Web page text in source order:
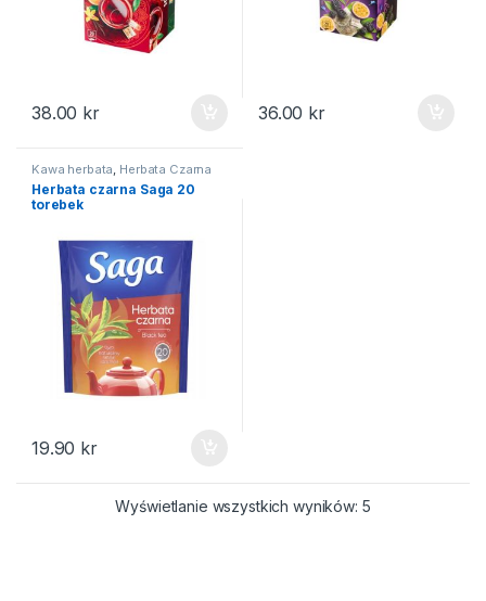
38.00 kr 36.00 kr
Kawa herbata, Herbata Czarna
Herbata czarna Saga 20
torebek
19.90 kr
Wyświetlanie wszystkich wyników: 5Posortowane